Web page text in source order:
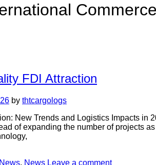
Commerce
FDI Attraction
by thtcargologs
New Trends and Logistics Impacts
of expanding the number of projects
, News Leave a comment